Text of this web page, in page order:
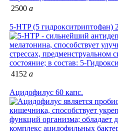
2500 a
5-HTP (5 гидрокситриптофан)
4152 a
Ацидофилус 60 капс.